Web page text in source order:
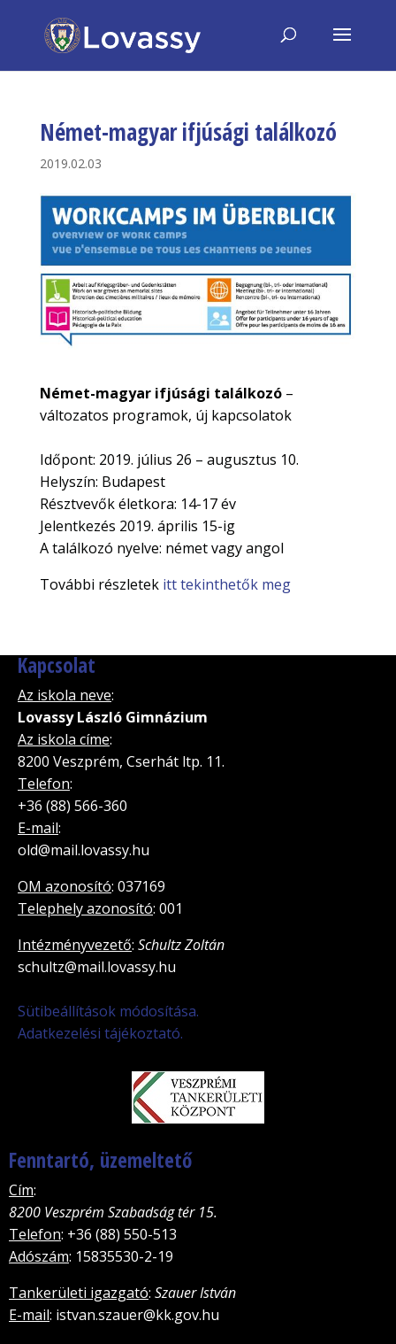
Német-magyar ifjúsági találkozó
2019.02.03
Német-magyar ifjúsági találkozó –
változatos programok, új kapcsolatok
Időpont: 2019. július 26 – augusztus 10.
Helyszín: Budapest
Résztvevők életkora: 14-17 év
Jelentkezés 2019. április 15-ig
A találkozó nyelve: német vagy angol
További részletek itt tekinthetők meg
Kapcsolat
Az iskola neve:
Lovassy László Gimnázium
Az iskola címe:
8200 Veszprém, Cserhát ltp. 11.
Telefon:
+36 (88) 566-360
E-mail:
old@mail.lovassy.hu
OM azonosító: 037169
Telephely azonosító: 001
Intézményvezető: Schultz Zoltán
schultz@mail.lovassy.hu
Sütibeállítások módosítása.
Adatkezelési tájékoztató.
Fenntartó, üzemeltető
Cím:
8200 Veszprém Szabadság tér 15.
Telefon: +36 (88) 550-513
Adószám: 15835530-2-19
Tankerületi igazgató: Szauer István
E-mail: istvan.szauer@kk.gov.hu